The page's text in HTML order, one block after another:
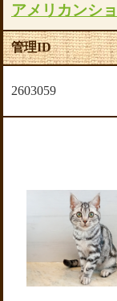
アメリカンシ
管理ID
2603059